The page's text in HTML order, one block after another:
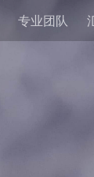
专业团队